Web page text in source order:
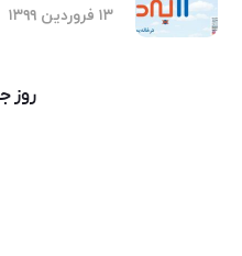
۱۳ فروردین ۱۳۹۹
روز